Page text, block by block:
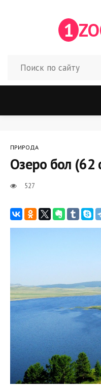
1
ПРИРОДА
Озеро бол (62
527